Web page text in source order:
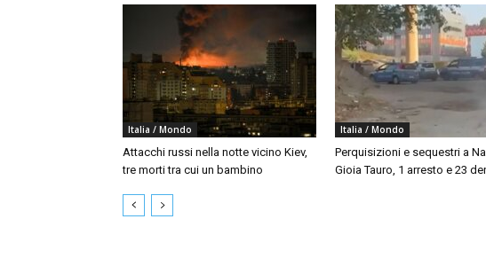
Italia / Mondo
Attacchi russi nella notte vicino Kiev,
tre morti tra cui un bambino
Italia / Mondo
Perquisizioni e sequestri a
Gioia Tauro, 1 arresto e 23